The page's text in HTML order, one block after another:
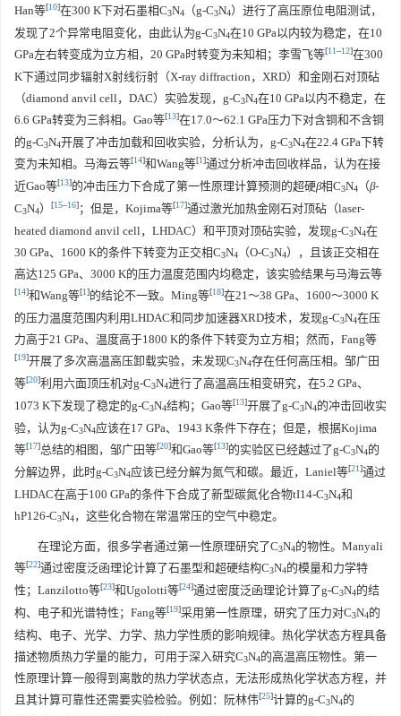
Han等[10]在300 K下对石墨相C3N4 （g-C3N4）进行了高压原位电阻测试，
发现了2个异常电阻变化，由此认为g-C3N4在10 GPa以内较为稳定，在10
GPa左右转变成为立方相，20 GPa时转变为未知相；李雪飞等[11–12]在300
K下通过同步辐射X射线衍射（X-ray diffraction，XRD）和金刚石对顶砧
（diamond anvil cell，DAC）实验发现，g-C3N4在10 GPa以内不稳定，在
6.6 GPa转变为三斜相。Gao等[13]在17.0～62.1 GPa压力下对含铜和不含铜
的g-C3N4开展了冲击加载和回收实验，分析认为，g-C3N4在22.4 GPa下转
变为未知相。马海云等[14]和Wang等[1]通过分析冲击回收样品，认为在接
近Gao等[13]的冲击压力下合成了第一性原理计算预测的超硬β相C3N4 （β-
C3N4） [15–16]；但是，Kojima等[17]通过激光加热金刚石对顶砧（laser-
heated diamond anvil cell，LHDAC）和平顶对顶砧实验，发现g-C3N4在
30 GPa、 1600 K的条件下转变为正交相C3N4 （O-C3N4），且该正交相在
高达125 GPa、 3000 K的压力温度范围内均稳定，该实验结果与马海云等
[14]和Wang等[1]的结论不一致。Ming等[18]在21～38 GPa、 1600～3000 K
的压力温度范围内利用LHDAC和同步加速器XRD技术，发现g-C3N4在压
力高于21 GPa、温度高于1800 K的条件下转变为立方相；然而，Fang等
[19]开展了多次高温高压卸载实验，未发现C3N4存在任何高压相。邹广田
等[20]利用六面顶压机对g-C3N4进行了高温高压相变研究，在5.2 GPa、
1073 K下发现了稳定的g-C3N4结构；Gao等[13]开展了g-C3N4的冲击回收实
验，认为g-C3N4应该在17 GPa、 1943 K条件下存在；但是，根据Kojima
等[17]总结的相图，邹广田等[20]和Gao等[13]的实验区已经越过了g-C3N4的
分解边界，此时g-C3N4应该已经分解为氮气和碳。最近，Laniel等[21]通过
LHDAC在高于100 GPa的条件下合成了新型碳氮化合物tI14-C3N4和
hP126-C3N4，这些化合物在常温常压的空气中稳定。
在理论方面，很多学者通过第一性原理研究了C3N4的物性。Manyali
等[22]通过密度泛函理论计算了石墨型和超硬结构C3N4的模量和力学特
性；Lanzilotto等[23]和Ugolotti等[24]通过密度泛函理论计算了g-C3N4的结
构、电子和光谱特性；Fang等[19]采用第一性原理，研究了压力对C3N4的
结构、电子、光学、力学、热力学性质的影响规律。热化学状态方程具备
描述物质热力学量的能力，可用于深入研究C3N4的高温高压物性。第一
性原理计算一般得到离散的热力学状态点，无法形成热化学状态方程，并
且其计算可靠性还需要实验检验。例如：阮林伟[25]计算的g-C3N4的